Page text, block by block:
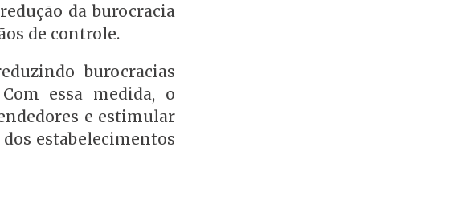
da burocracia
de controle.
burocracias
essa medida, o
e estimular
estabelecimentos